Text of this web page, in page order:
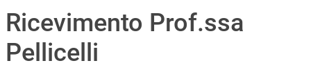
Ricevimento Prof.ssa
Pellicelli